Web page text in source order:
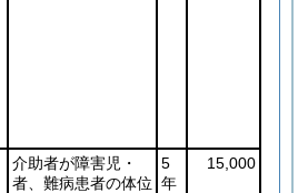
介助者が障害児・
者、難病患者の体位
5
年
15,000